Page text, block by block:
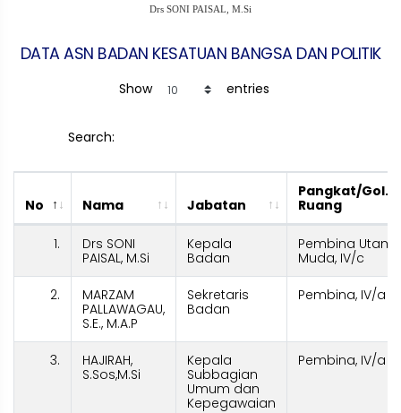
Drs SONI PAISAL, M.Si
DATA ASN BADAN KESATUAN BANGSA DAN POLITIK
Show entries
Search:
No Nama Jabatan
Pangkat/Gol.
Ruang
1.
Drs SONI
PAISAL, M.Si
Kepala
Badan
Pembina
Muda, IV/c
2.
MARZAM
PALLAWAGAU,
S.E., M.A.P
Sekretaris
Badan
Pembina, IV/a
3.
HAJIRAH,
S.Sos,M.Si
Kepala
Subbagian
Umum dan
Kepegawaian
Pembina, IV/a